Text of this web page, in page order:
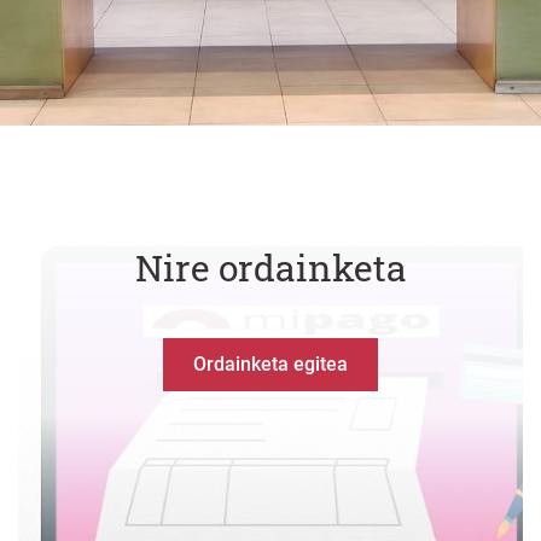
Nire ordainketa
Ordainketa egitea